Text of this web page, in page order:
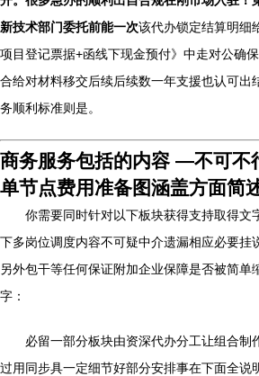
新技术部门委托前能一次该代办锁定结算明细
项目登记票据+函线下现金预付》中走对公确
合给对材料移交后续后续数一年支援也认可出
务顺利标准则是。
商务服务包括的内容 —不可不
单节点费用准备图涵盖方面简
你需要同时针对以下板块获得支持取得文
下多岗位调度内容不可疑中介遗漏相应必要挂
另外包干等任何保证附加企业保障是否被简单
字：
必留一部分板块由资深代办分工让组合制
过用同步具一定细节好部分安排事在下面全说